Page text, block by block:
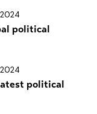
political
political